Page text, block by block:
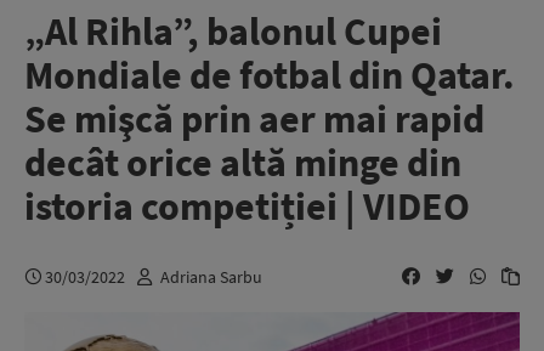
„Al Rihla”, balonul Cupei
Mondiale de fotbal din Qatar.
Se mişcă prin aer mai rapid
decât orice altă minge din
istoria competiției | VIDEO
30/03/2022 Adriana Sarbu